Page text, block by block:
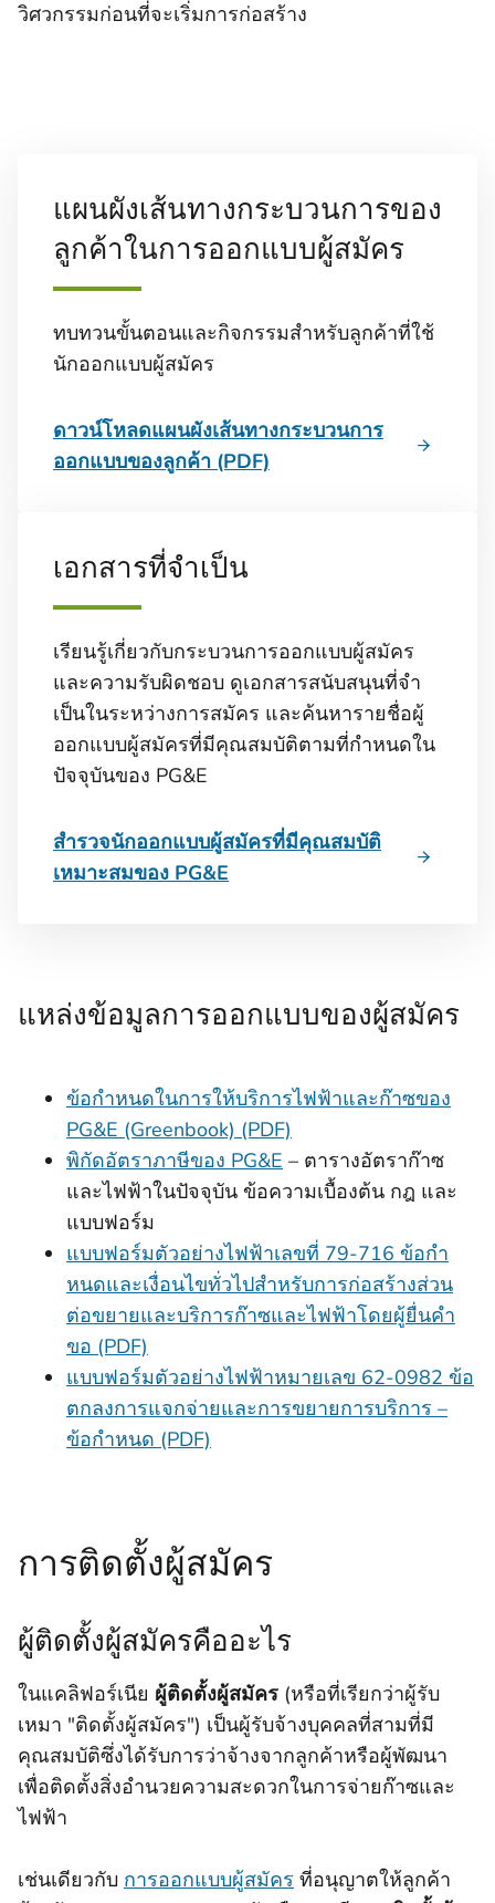
วิศวกรรมก่อนที่จะเริ่มการก่อสร้าง
แผนผังเส้นทางกระบวนการของ
ลูกค้าในการออกแบบผู้สมัคร
ทบทวนขั้นตอนและกิจกรรมสําหรับลูกค้าที่ใช้
นักออกแบบผู้สมัคร
ดาวน์โหลดแผนผังเส้นทางกระบวนการ
ออกแบบของลูกค้า (PDF)
เอกสารที่จําเป็น
เรียนรู้เกี่ยวกับกระบวนการออกแบบผู้สมัคร
และความรับผิดชอบ ดูเอกสารสนับสนุนที่จํา
เป็นในระหว่างการสมัคร และค้นหารายชื่อผู้
ออกแบบผู้สมัครที่มีคุณสมบัติตามที่กําหนดใน
ปัจจุบันของ PG&E
สํารวจนักออกแบบผู้สมัครที่มีคุณสมบัติ
เหมาะสมของ PG&E
แหล่งข้อมูลการออกแบบของผู้สมัคร
ข้อกําหนดในการให้บริการไฟฟ้าและก๊าซของ
PG&E (Greenbook) (PDF)
พิกัดอัตราภาษีของ PG&E – ตารางอัตราก๊าซ
และไฟฟ้าในปัจจุบัน ข้อความเบื้องต้น กฎ และ
แบบฟอร์ม
แบบฟอร์มตัวอย่างไฟฟ้าเลขที่ 79-716 ข้อกํา
หนดและเงื่อนไขทั่วไปสําหรับการก่อสร้างส่วน
ต่อขยายและบริการก๊าซและไฟฟ้าโดยผู้ยื่นคํา
ขอ (PDF)
แบบฟอร์มตัวอย่างไฟฟ้าหมายเลข 62-0982 ข้อ
ตกลงการแจกจ่ายและการขยายการบริการ –
ข้อกําหนด (PDF)
การติดตั้งผู้สมัคร
ผู้ติดตั้งผู้สมัครคืออะไร
ในแคลิฟอร์เนีย ผู้ติดตั้งผู้สมัคร (หรือที่เรียกว่าผู้รับ
เหมา "ติดตั้งผู้สมัคร") เป็นผู้รับจ้างบุคคลที่สามที่มี
คุณสมบัติซึ่งได้รับการว่าจ้างจากลูกค้าหรือผู้พัฒนา
เพื่อติดตั้งสิ่งอํานวยความสะดวกในการจ่ายก๊าซและ
ไฟฟ้า
เช่นเดียวกับ การออกแบบผู้สมัคร ที่อนุญาตให้ลูกค้า